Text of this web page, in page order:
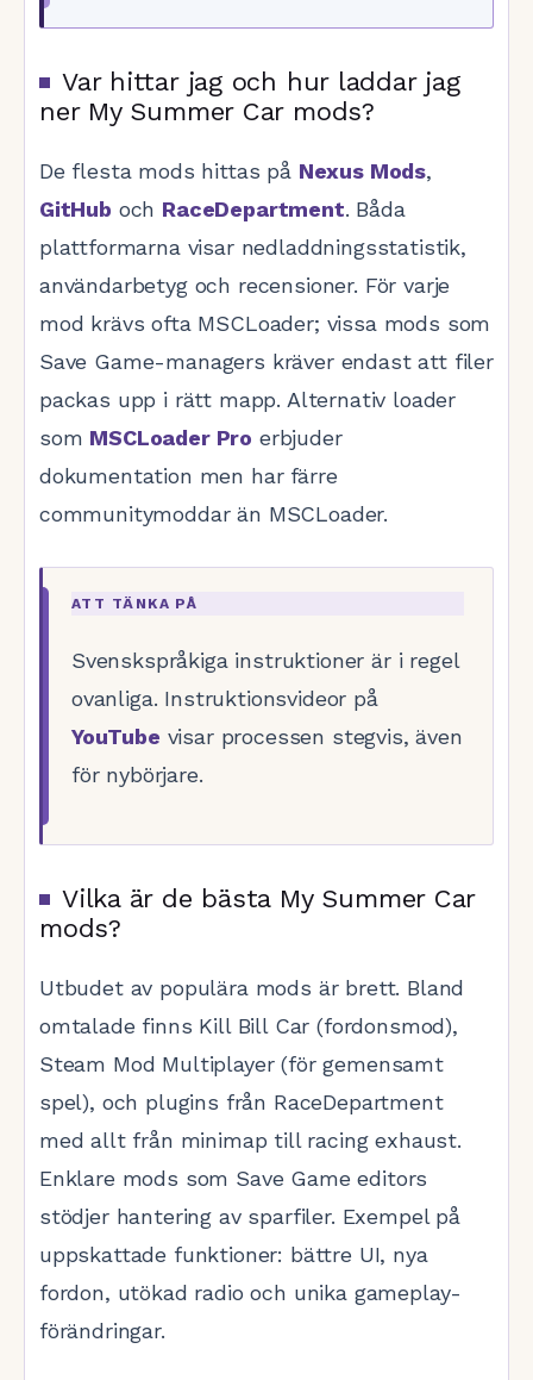
Var hittar jag och hur laddar jag
ner My Summer Car mods?
De flesta mods hittas på Nexus Mods,
GitHub och RaceDepartment. Båda
plattformarna visar nedladdningsstatistik,
användarbetyg och recensioner. För varje
mod krävs ofta MSCLoader; vissa mods som
Save Game-managers kräver endast att filer
packas upp i rätt mapp. Alternativ loader
som MSCLoader Pro erbjuder
dokumentation men har färre
communitymoddar än MSCLoader.
ATT TÄNKA PÅ
Svenskspråkiga instruktioner är i regel
ovanliga. Instruktionsvideor på
YouTube visar processen stegvis, även
för nybörjare.
Vilka är de bästa My Summer Car
mods?
Utbudet av populära mods är brett. Bland
omtalade finns Kill Bill Car (fordonsmod),
Steam Mod Multiplayer (för gemensamt
spel), och plugins från RaceDepartment
med allt från minimap till racing exhaust.
Enklare mods som Save Game editors
stödjer hantering av sparfiler. Exempel på
uppskattade funktioner: bättre UI, nya
fordon, utökad radio och unika gameplay-
förändringar.